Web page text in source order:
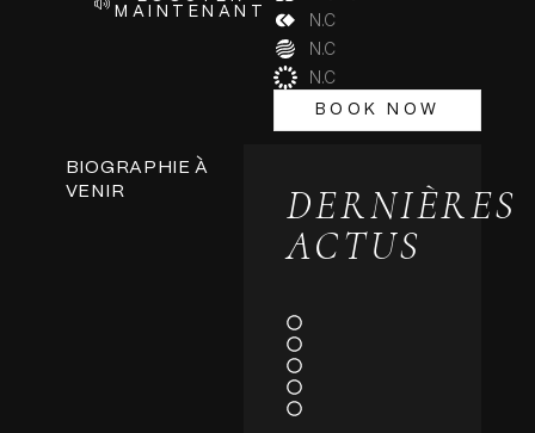
MAINTENANT
N.C
N.C
N.C
BOOK NOW
BIOGRAPHIE À
VENIR
DERNIÈRES
ACTUS